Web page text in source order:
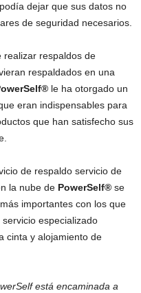
dejar que sus datos no
de seguridad necesarios.
realizar respaldos de
respaldados en una
le ha otorgado un
eran indispensables para
que han satisfecho sus
de respaldo servicio de
la nube de PowerSelf® se
importantes con los que
especializado
cinta y alojamiento de
está encaminada a